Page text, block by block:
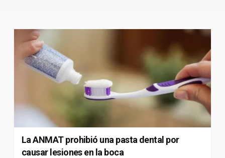
La ANMAT prohibió una pasta dental por
causar lesiones en la boca